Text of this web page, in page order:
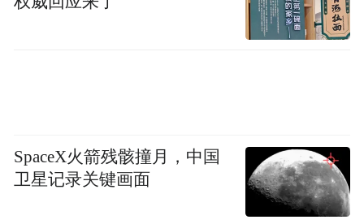
SpaceX火箭残骸撞月，中国
卫星记录关键画面